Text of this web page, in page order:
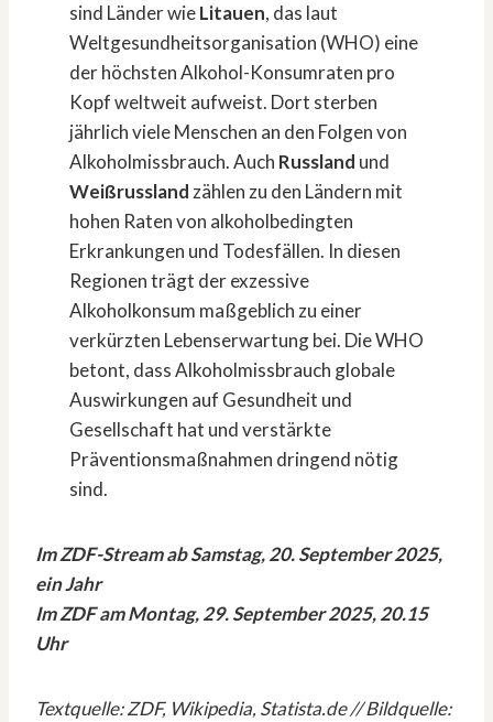
sind Länder wieLitauen, das laut
Weltgesundheitsorganisation (WHO) eine
der höchsten Alkohol-Konsumraten pro
Kopf weltweit aufweist. Dort sterben
jährlich viele Menschen an den Folgen von
Alkoholmissbrauch. Auch Russland und
Weißrussland zählen zu den Ländern mit
hohen Raten von alkoholbedingten
Erkrankungen und Todesfällen. In diesen
Regionen trägt der exzessive
Alkoholkonsum maßgeblich zu einer
verkürzten Lebenserwartung bei. Die WHO
betont, dass Alkoholmissbrauch globale
Auswirkungen auf Gesundheit und
Gesellschaft hat und verstärkte
Präventionsmaßnahmen dringend nötig
sind.
Im ZDF-Stream ab Samstag, 20. September 2025,
ein Jahr
Im ZDF am Montag, 29. September 2025, 20.15
Uhr
Textquelle: ZDF, Wikipedia, Statista.de // Bildquelle: